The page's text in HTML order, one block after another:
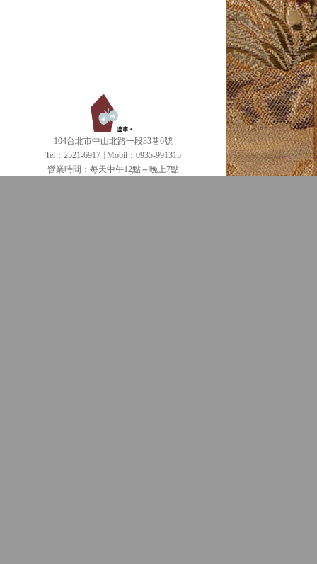
104台北市中山北路一段33巷6號
Tel：2521-6917 ∣ Mobil：0935-991315
營業時間：每天中午12點～晚上7點